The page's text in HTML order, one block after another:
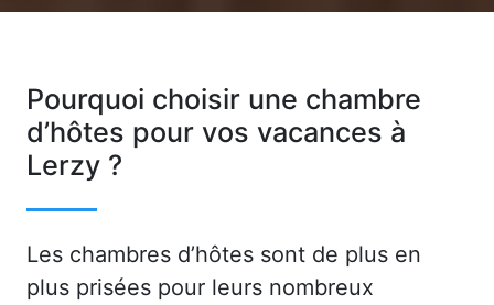
Pourquoi choisir une chambre
d’hôtes pour vos vacances à
Lerzy ?
Les chambres d’hôtes sont de plus en
plus prisées pour leurs nombreux